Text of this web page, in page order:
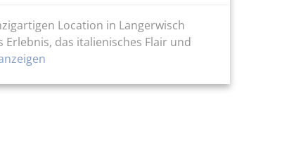
Location in Langerwisch
das italienisches Flair und